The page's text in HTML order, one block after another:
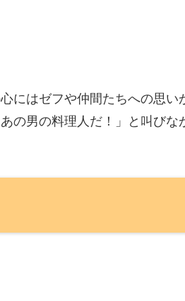
にはゼフや仲間たちへの思い
の男の料理人だ！」と叫びな